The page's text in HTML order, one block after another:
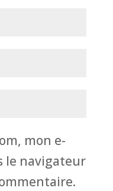
mon e-
le navigateur